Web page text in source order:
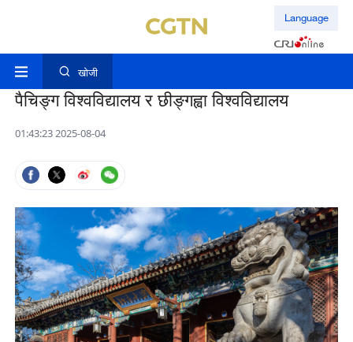
Language
खोजी
पैचिङ्ग विश्वविद्यालय र छीङ्गह्वा विश्वविद्यालय
01:43:23 2025-08-04